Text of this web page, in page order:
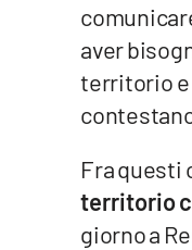
Venti di comunicazione
Streaming
LaC Network
aver
territorio e
Fra questi
territorio
giorno a